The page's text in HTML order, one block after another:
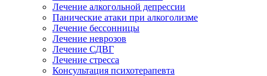
Лечение алкогольной депрессии
Панические атаки при алкоголизме
Лечение бессонницы
Лечение неврозов
Лечение СДВГ
Лечение стресса
Консультация психотерапевта